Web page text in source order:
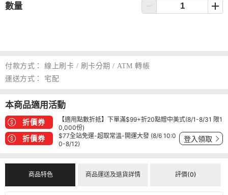
數量
付款方式：
線上刷卡 / 刷卡分期 / ATM 轉帳
運送方式：
宅配
本商品適用活動
折價券
【適用點數折抵】下單滿$99+折20點贈中美式(8/1-8/31 限1
0,000份)
折價券
$77全站免運-超取常溫-開運大發 (8/6 10:0
0-8/12)
登入領取
商品特色 商品運送及退貨詳情 評價(0)